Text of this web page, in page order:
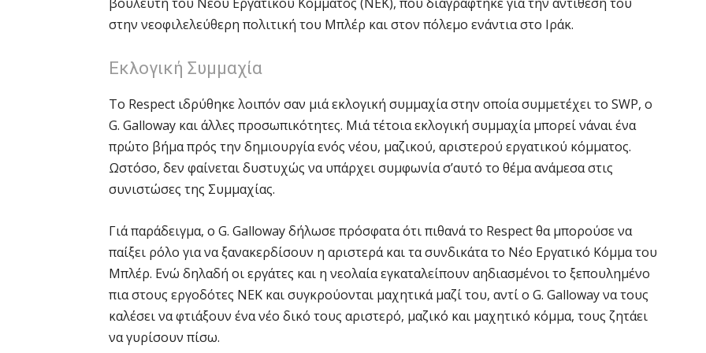
στην νεοφιλελεύθερη πολιτική του Μπλέρ και στον πόλεμο ενάντια στο Ιράκ.
Εκλογική Συμμαχία
Το Respect ιδρύθηκε λοιπόν σαν μιά εκλογική συμμαχία στην οποία συμμετέχει το SWP, ο
G. Galloway και άλλες προσωπικότητες. Μιά τέτοια εκλογική συμμαχία μπορεί νάναι ένα
πρώτο βήμα πρός την δημιουργία ενός νέου, μαζικού, αριστερού εργατικού κόμματος.
Ωστόσο, δεν φαίνεται δυστυχώς να υπάρχει συμφωνία σ’αυτό το θέμα ανάμεσα στις
συνιστώσες της Συμμαχίας.
Γιά παράδειγμα, ο G. Galloway δήλωσε πρόσφατα ότι πιθανά το Respect θα μπορούσε να
παίξει ρόλο για να ξανακερδίσουν η αριστερά και τα συνδικάτα το Νέο Εργατικό Κόμμα του
Μπλέρ. Ενώ δηλαδή οι εργάτες και η νεολαία εγκαταλείπουν αηδιασμένοι το ξεπουλημένο
πια στους εργοδότες ΝΕΚ και συγκρούονται μαχητικά μαζί του, αντί ο G. Galloway να τους
καλέσει να φτιάξουν ένα νέο δικό τους αριστερό, μαζικό και μαχητικό κόμμα, τους ζητάει
να γυρίσουν πίσω.